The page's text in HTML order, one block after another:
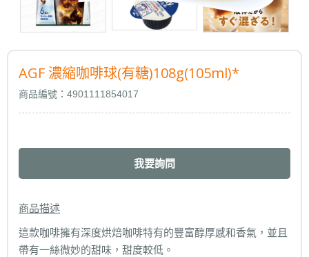
AGF 濃縮咖啡球(有糖)108g(105ml)*
商品編號：4901111854017
我要詢問
商品描述
這款咖啡擁有深度烘焙咖啡特有的豐富醇厚感和香氣，並且
帶有一絲微妙的甜味，甜度較低。